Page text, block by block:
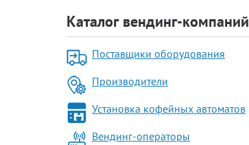
Каталог вендинг-компаний
Поставщики оборудования
Производители
Установка кофейных автоматов
Вендинг-операторы